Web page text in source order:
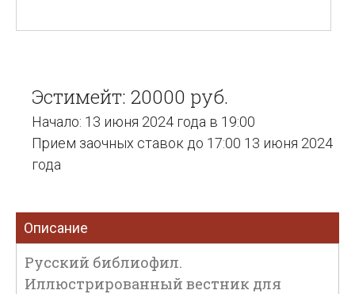
Эстимейт: 20000 руб.
Начало: 13 июня 2024 года в 19:00
Прием заочных ставок до 17:00 13 июня 2024
года
Описание
Русский библиофил.
Иллюстрированный вестник для